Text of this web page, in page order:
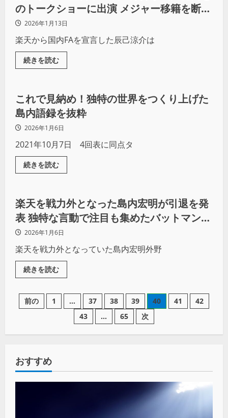
のトークショーに出演 メジャー移籍を断念
するも、未だ獲得オファーがないことを明
かす
2026年1月13日
楽天から国内FAを宣言した辰己涼介は
続きを読む
野球
これで見納め！独特の世界をつくり上げた
島内語録を抜粋
2026年1月6日
2021年10月7日 4回表に同点タ
続きを読む
野球
楽天を戦力外となった島内宏明が引退を発
表 独特な言動で注目も集めたバットマンは
14年間の現役生活に別れ
2026年1月6日
楽天を戦力外となっていた島内宏明外野
続きを読む
前の 1 … 37 38 39 40 41
42
43
… 65 次
おすすめ